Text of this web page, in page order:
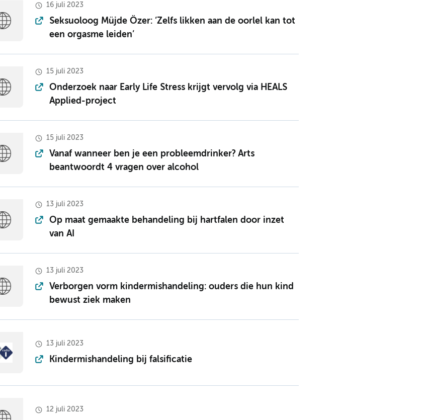
16 juli 2023
Seksuoloog Müjde Özer: ‘Zelfs likken aan de oorlel kan tot
een orgasme leiden’
15 juli 2023
Onderzoek naar Early Life Stress krijgt vervolg via HEALS
Applied-project
15 juli 2023
Vanaf wanneer ben je een probleemdrinker? Arts
beantwoordt 4 vragen over alcohol
13 juli 2023
Op maat gemaakte behandeling bij hartfalen door inzet
van AI
13 juli 2023
Verborgen vorm kindermishandeling: ouders die hun kind
bewust ziek maken
13 juli 2023
Kindermishandeling bij falsificatie
12 juli 2023